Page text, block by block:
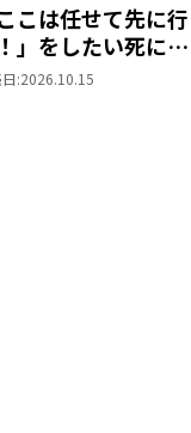
ここは任せて先に行
」をしたい死にた
の望まぬ宇宙下剋
:2026.10.15